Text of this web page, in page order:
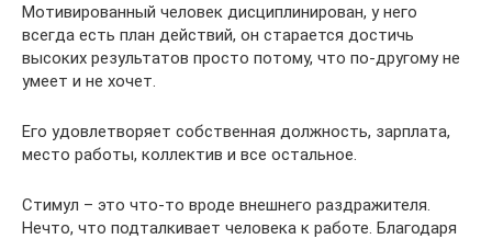
Мотивированный человек дисциплинирован, у него
всегда есть план действий, он старается достичь
высоких результатов просто потому, что по-другому не
умеет и не хочет.
Его удовлетворяет собственная должность, зарплата,
место работы, коллектив и все остальное.
Стимул – это что-то вроде внешнего раздражителя.
Нечто, что подталкивает человека к работе. Благодаря